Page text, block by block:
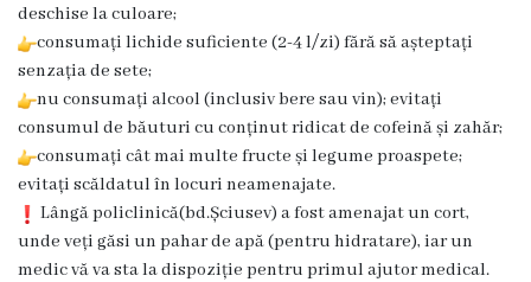
primăriei
Competențele
primarului
Dispozițiile
primarului
deschise la culoare;
consumați lichide suficiente (2-4 l/zi) fără să așteptați
senzația de sete;
nu consumați alcool (inclusiv bere sau vin); evitați
consumul de băuturi cu conținut ridicat de cofeină și zahăr;
consumați cât mai multe fructe și legume proaspete;
evitați scăldatul în locuri neamenajate.
Lângă policlinică(bd.Șciusev) a fost amenajat un cort,
unde veți găsi un pahar de apă (pentru hidratare), iar un
medic vă va sta la dispoziție pentru primul ajutor medical.